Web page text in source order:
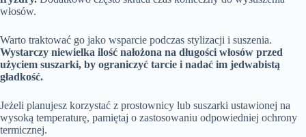
włosów.
Warto traktować go jako wsparcie podczas stylizacji i suszenia.
Wystarczy niewielka ilość nałożona na długości włosów przed
użyciem suszarki, by ograniczyć tarcie i nadać im jedwabistą
gładkość.
Jeżeli planujesz korzystać z prostownicy lub suszarki ustawionej na
wysoką temperaturę, pamiętaj o zastosowaniu odpowiedniej ochrony
termicznej.